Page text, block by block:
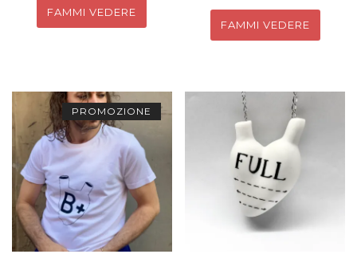
PROMOZIONE